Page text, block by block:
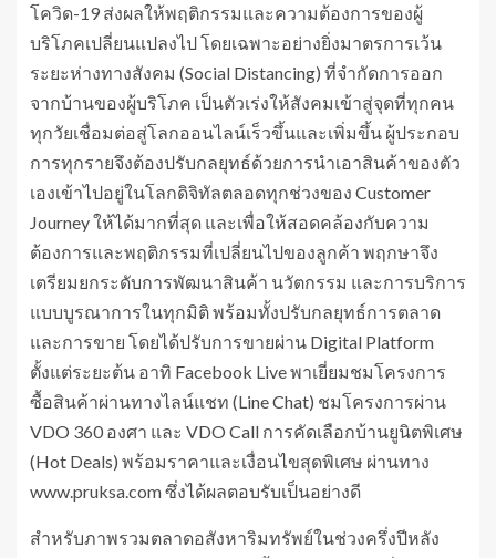
โควิด-19 ส่งผลให้พฤติกรรมและความต้องการของผู้
บริโภคเปลี่ยนแปลงไป โดยเฉพาะอย่างยิ่งมาตรการเว้น
ระยะห่างทางสังคม (Social Distancing) ที่จำกัดการออก
จากบ้านของผู้บริโภค เป็นตัวเร่งให้สังคมเข้าสู่จุดที่ทุกคน
ทุกวัยเชื่อมต่อสู่โลกออนไลน์เร็วขึ้นและเพิ่มขึ้น ผู้ประกอบ
การทุกรายจึงต้องปรับกลยุทธ์ด้วยการนำเอาสินค้าของตัว
เองเข้าไปอยู่ในโลกดิจิทัลตลอดทุกช่วงของ Customer
Journey ให้ได้มากที่สุด และเพื่อให้สอดคล้องกับความ
ต้องการและพฤติกรรมที่เปลี่ยนไปของลูกค้า พฤกษาจึง
เตรียมยกระดับการพัฒนาสินค้า นวัตกรรม และการบริการ
แบบบูรณาการในทุกมิติ พร้อมทั้งปรับกลยุทธ์การตลาด
และการขาย โดยได้ปรับการขายผ่าน Digital Platform
ตั้งแต่ระยะต้น อาทิ Facebook Live พาเยี่ยมชมโครงการ
ซื้อสินค้าผ่านทางไลน์แชท (Line Chat) ชมโครงการผ่าน
VDO 360 องศา และ VDO Call การคัดเลือกบ้านยูนิตพิเศษ
(Hot Deals) พร้อมราคาและเงื่อนไขสุดพิเศษ ผ่านทาง
www.pruksa.com ซึ่งได้ผลตอบรับเป็นอย่างดี
สำหรับภาพรวมตลาดอสังหาริมทรัพย์ในช่วงครึ่งปีหลัง